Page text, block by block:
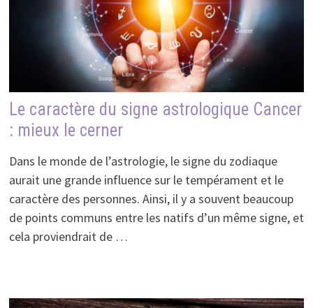
Le caractère du signe astrologique Cancer
: mieux le cerner
Dans le monde de l’astrologie, le signe du zodiaque
aurait une grande influence sur le tempérament et le
caractère des personnes. Ainsi, il y a souvent beaucoup
de points communs entre les natifs d’un même signe, et
cela proviendrait de …